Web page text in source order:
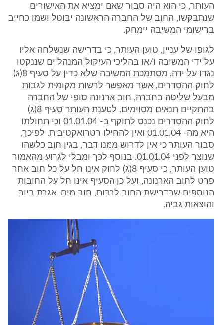
העותר, כי הוא היה סבור שאם ימציא את האישורים
שנתבקשו, החוב של החברה הראשונה יבוטל ושמו כחייב
ברישומי המשיבה יימחק.
לגופו של עניין, טוען העותר, כי בדרישה שנשלחה אליו
על ידי המשיבה ו/או בהליכי העיקול המנהליים שננקטו
נגדו על ידה, מסתמכת המשיבה שלא כדין על סעיף 8(ג)
לחוק ההסדרים, אשר מאפשר לרשות מקומית לגבות
מבעל שליטה בחברה, חוב ארנונה סופי של החברה
בהתקיים תנאים מסוימים. לטענת העותר סעיף 8(ג)
לחוק ההסדרים נכנס לתוקף ב- 01.01.04 וכי תחולתו
היא מה- 01.01.04 ואין להחילו רטרואקטיבית. לפיכך,
סבור העותר כי אין לדרוש ממנו דבר, בגין חוב כלשהו
שנוצר לפני 01.01.04. בנוסף לכך ומבלי לגרוע מהאמור
טוען העותר, כי סעיף 8(ג) לחוק אינו חל על כל חוב אחר
פרט לחוב הארנונה, ועל כן הסעיף אינו חל על החובות
הנוספים שבדרישת החוב לרבות, חוב מים, אגרת ביוב
והוצאות גביה.